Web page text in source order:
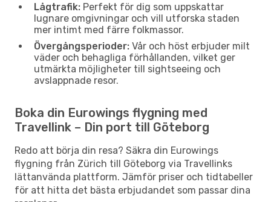
Lågtrafik: Perfekt för dig som uppskattar
lugnare omgivningar och vill utforska staden
mer intimt med färre folkmassor.
Övergångsperioder: Vår och höst erbjuder milt
väder och behagliga förhållanden, vilket ger
utmärkta möjligheter till sightseeing och
avslappnade resor.
Boka din Eurowings flygning med
Travellink – Din port till Göteborg
Redo att börja din resa? Säkra din Eurowings
flygning från Zürich till Göteborg via Travellinks
lättanvända plattform. Jämför priser och tidtabeller
för att hitta det bästa erbjudandet som passar dina